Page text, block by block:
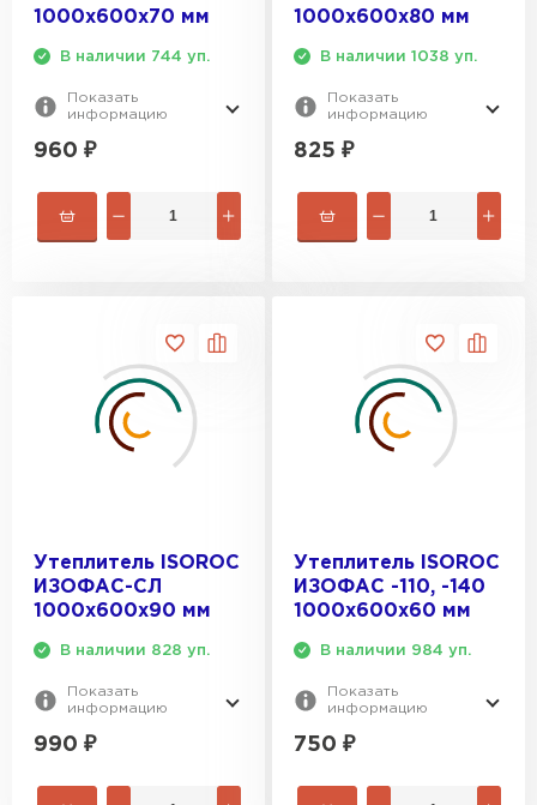
1000х600х70 мм
В наличии 744 уп.
Показать
информацию
960 ₽
1000х600х80 мм
В наличии 1038 уп.
Показать
информацию
825 ₽
Утеплитель ISOROC
ИЗОФАС-СЛ
1000х600х90 мм
В наличии 828 уп.
Показать
информацию
990 ₽
Утеплитель ISOROC
ИЗОФАС -110, -140
1000х600х60 мм
В наличии 984 уп.
Показать
информацию
750 ₽
Гипсокартон
ПЕРЕЙТИ
Утеплитель Неман
Сэндвич-панели
Утеплитель Izolife